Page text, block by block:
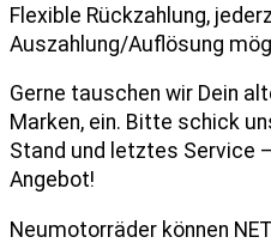
Flexible Rückzahlung,
Auszahlung/Auflösung
Gerne tauschen wir Dein
Marken, ein. Bitte schick
Stand und letztes Service
Angebot!
Neumotorräder können